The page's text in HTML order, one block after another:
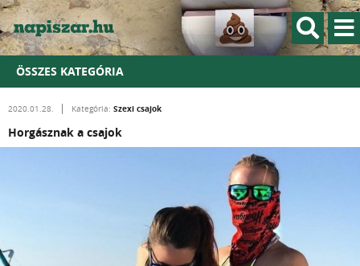
ÖSSZES KATEGÓRIA
2020.01.28. Kategória: Szexi csajok
Horgásznak a csajok